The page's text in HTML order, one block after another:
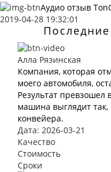
Аудио отзыв
2019-04-28 19:32:01
Алла Рязинская
Компания, которая
моего автомобиля,
Результат
машина выглядит так,
конвейера.
Дата: 2026-03-21
Качество
Стоимость
Сроки